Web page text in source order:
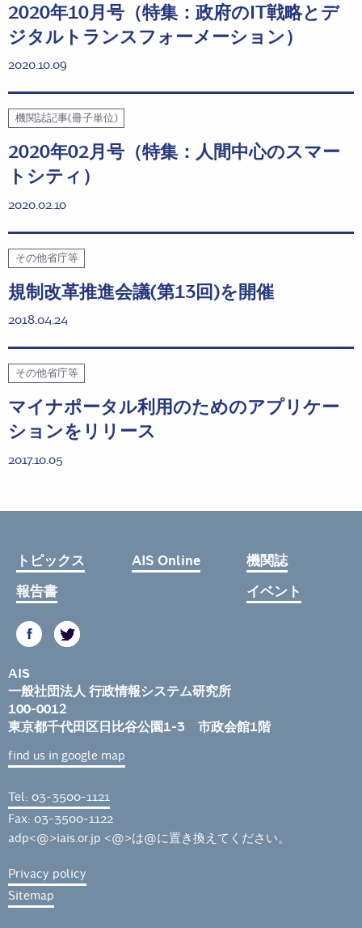
2020年10月号（特集：政府のIT戦略とデ
ジタルトランスフォーメーション）
2020.10.09
機関誌記事(冊子単位)
2020年02月号（特集：人間中心のスマー
トシティ）
2020.02.10
その他省庁等
規制改革推進会議(第13回)を開催
2018.04.24
その他省庁等
マイナポータル利用のためのアプリケー
ションをリリース
2017.10.05
トピックス AIS Online
機関誌
報告書
イベント
AIS
一般社団法人 行政情報システム研究所
100-0012
東京都千代田区日比谷公園1-3 市政会館1階
find us in google map
Tel: 03-3500-1121
Fax: 03-3500-1122
adp<@>iais.or.jp <@>は@に置き換えてください。
Privacy policy
Sitemap